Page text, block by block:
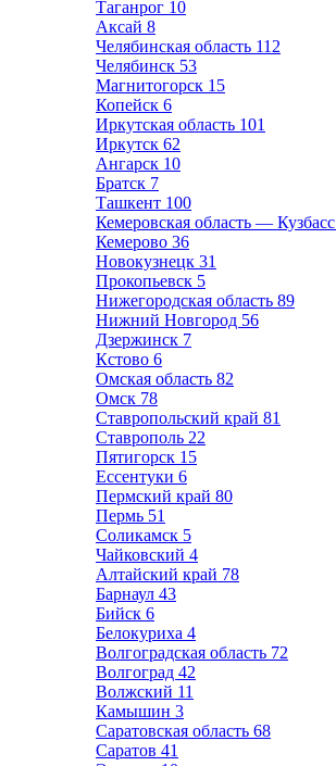
Таганрог 10
Аксай 8
Челябинская область 112
Челябинск 53
Магнитогорск 15
Копейск 6
Иркутская область 101
Иркутск 62
Ангарск 10
Братск 7
Ташкент 100
Кемеровская область — Кузбасс
Кемерово 36
Новокузнецк 31
Прокопьевск 5
Нижегородская область 89
Нижний Новгород 56
Дзержинск 7
Кстово 6
Омская область 82
Омск 78
Ставропольский край 81
Ставрополь 22
Пятигорск 15
Ессентуки 6
Пермский край 80
Пермь 51
Соликамск 5
Чайковский 4
Алтайский край 78
Барнаул 43
Бийск 6
Белокуриха 4
Волгоградская область 72
Волгоград 42
Волжский 11
Камышин 3
Саратовская область 68
Саратов 41